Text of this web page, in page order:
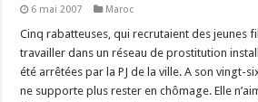
6 mai 2007 Maroc
Cinq rabatteuses, qui recrutaient des jeunes
travailler dans un réseau de prostitution
été arrêtées par la PJ de la ville. A son vingt-
ne supporte plus rester en chômage. Elle